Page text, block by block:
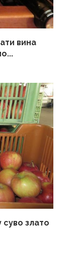
вина
суво злато